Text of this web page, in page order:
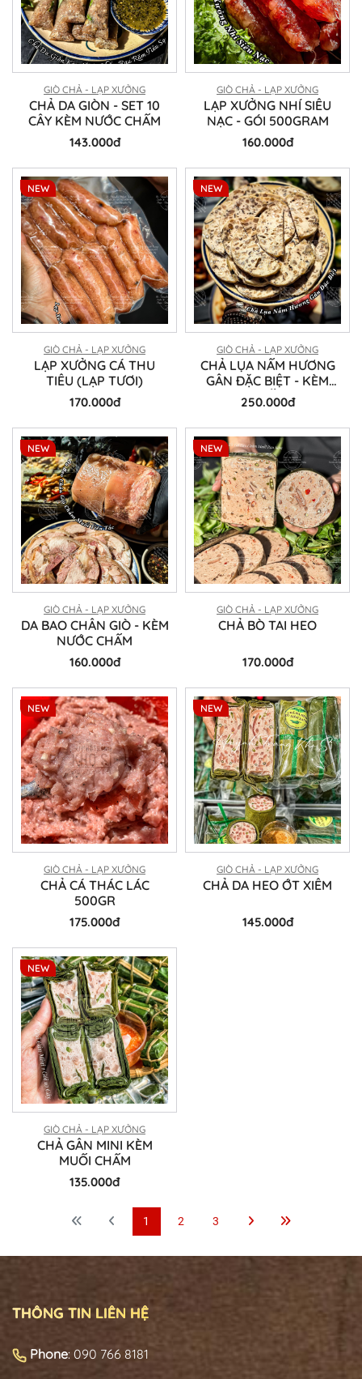
GIÒ CHẢ - LẠP XƯỞNG
CHẢ DA GIÒN - SET 10
CÂY KÈM NƯỚC CHẤM
143.000đ
GIÒ CHẢ - LẠP XƯỞNG
LẠP XƯỞNG NHÍ SIÊU
NẠC - GÓI 500GRAM
160.000đ
GIÒ CHẢ - LẠP XƯỞNG
LẠP XƯỞNG CÁ THU
TIÊU (LẠP TƯƠI)
170.000đ
NEW
GIÒ CHẢ - LẠP XƯỞNG
CHẢ LỤA NẤM HƯƠNG
GÂN ĐẶC BIỆT - KÈM
CHẤM
250.000đ
NEW
GIÒ CHẢ - LẠP XƯỞNG
DA BAO CHÂN GIÒ - KÈM
NƯỚC CHẤM
160.000đ
NEW
GIÒ CHẢ - LẠP XƯỞNG
CHẢ BÒ TAI HEO
170.000đ
NEW
GIÒ CHẢ - LẠP XƯỞNG
CHẢ CÁ THÁC LÁC
500GR
175.000đ
NEW
GIÒ CHẢ - LẠP XƯỞNG
CHẢ DA HEO ỚT XIÊM
145.000đ
NEW
GIÒ CHẢ - LẠP XƯỞNG
CHẢ GÂN MINI KÈM
MUỐI CHẤM
135.000đ
NEW
1 2 3
THÔNG TIN LIÊN HỆ
Phone: 090 766 8181